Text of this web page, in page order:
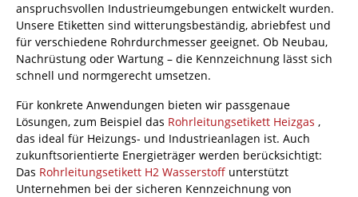
anspruchsvollen Industrieumgebungen entwickelt wurden.
Unsere Etiketten sind witterungsbeständig, abriebfest und
für verschiedene Rohrdurchmesser geeignet. Ob Neubau,
Nachrüstung oder Wartung – die Kennzeichnung lässt sich
schnell und normgerecht umsetzen.
Für konkrete Anwendungen bieten wir passgenaue
Lösungen, zum Beispiel das Rohrleitungsetikett Heizgas ,
das ideal für Heizungs- und Industrieanlagen ist. Auch
zukunftsorientierte Energieträger werden berücksichtigt:
Das Rohrleitungsetikett H2 Wasserstoff unterstützt
Unternehmen bei der sicheren Kennzeichnung von